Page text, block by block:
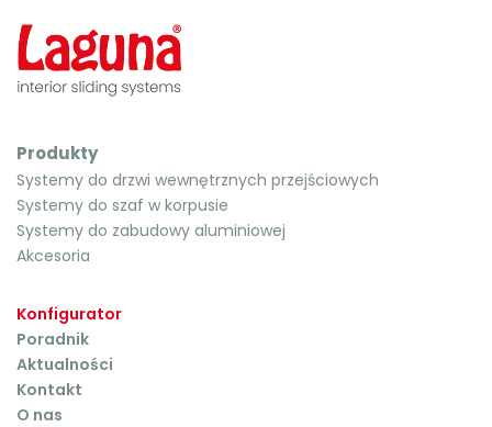
Produkty
Systemy do drzwi wewnętrznych przejściowych
Systemy do szaf w korpusie
Systemy do zabudowy aluminiowej
Akcesoria
Konfigurator
Poradnik
Aktualności
Kontakt
O nas